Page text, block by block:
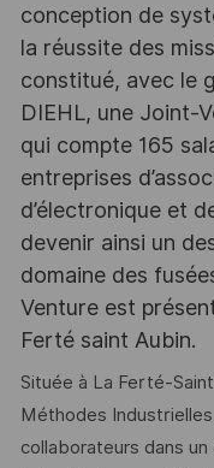
conception de
la réussite des
constitué, avec le
DIEHL, une Joint-
qui compte 165
entreprises
d’électronique et
devenir ainsi un
domaine des
Venture est
Ferté saint Aubin.
Située à La Ferté-
Méthodes
collaborateurs dans